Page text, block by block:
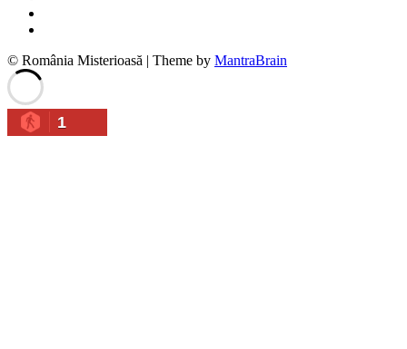
© România Misterioasă | Theme by MantraBrain
1